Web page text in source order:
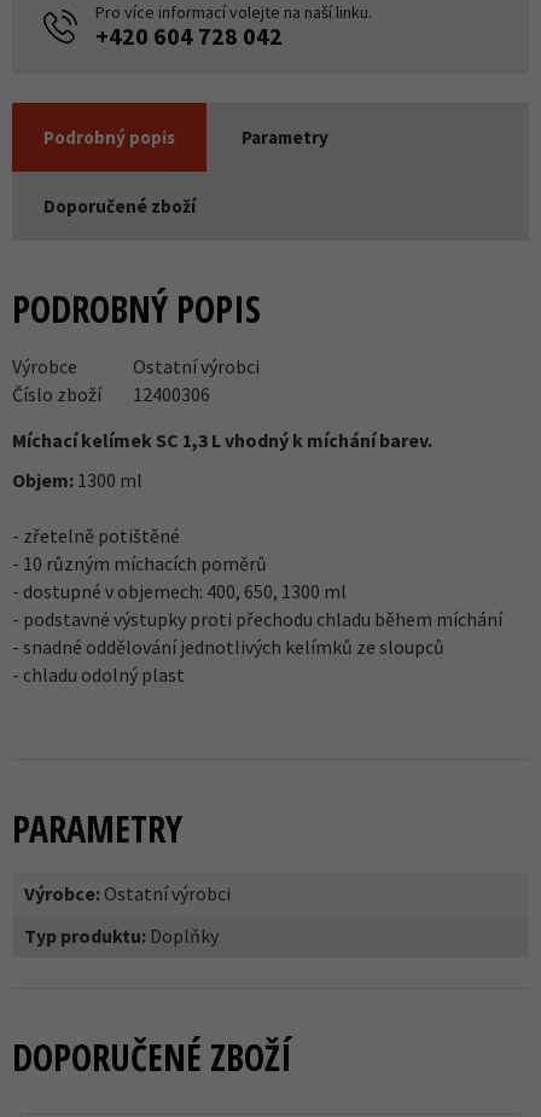
Pro více informací volejte na naší linku.
+420 604 728 042
Podrobný popis Parametry
Doporučené zboží
PODROBNÝ POPIS
Výrobce
Ostatní výrobci
Číslo zboží
12400306
Míchací kelímek SC 1,3 L vhodný k míchání barev.
Objem: 1300 ml
- zřetelně potištěné
- 10 různým míchacích poměrů
- dostupné v objemech: 400, 650, 1300 ml
- podstavné výstupky proti přechodu chladu během míchání
- snadné oddělování jednotlivých kelímků ze sloupců
- chladu odolný plast
PARAMETRY
Výrobce: Ostatní výrobci
Typ produktu: Doplňky
DOPORUČENÉ ZBOŽÍ